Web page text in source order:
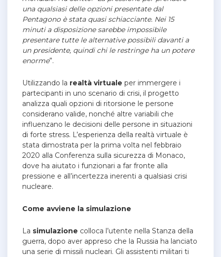
una qualsiasi delle opzioni presentate dal
Pentagono è stata quasi schiacciante. Nei 15
minuti a disposizione sarebbe impossibile
presentare tutte le alternative possibili davanti a
un presidente, quindi chi le restringe ha un potere
enorme”.
Utilizzando la realtà virtuale per immergere i
partecipanti in uno scenario di crisi, il progetto
analizza quali opzioni di ritorsione le persone
considerano valide, nonché altre variabili che
influenzano le decisioni delle persone in situazioni
di forte stress. L’esperienza della realtà virtuale è
stata dimostrata per la prima volta nel febbraio
2020 alla Conferenza sulla sicurezza di Monaco,
dove ha aiutato i funzionari a far fronte alla
pressione e all’incertezza inerenti a qualsiasi crisi
nucleare.
Come avviene la simulazione
La simulazione colloca l’utente nella Stanza della
guerra, dopo aver appreso che la Russia ha lanciato
una serie di missili nucleari. Gli assistenti militari ti